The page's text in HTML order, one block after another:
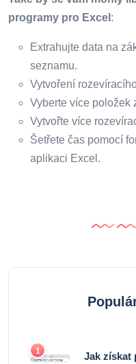
programy pro Excel :
Extrahujte data na
seznamu.
Vytvoření
Vyberte více položek
Vytvořte více
Šetřete čas pomocí
aplikaci Excel.
1
Jak získat